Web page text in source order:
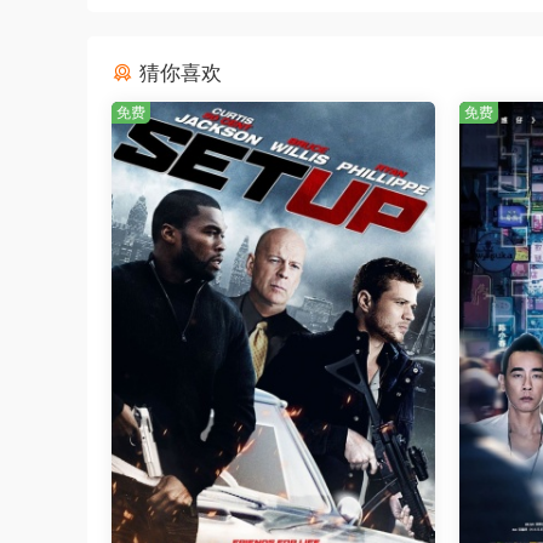
猜你喜欢
免费 免费